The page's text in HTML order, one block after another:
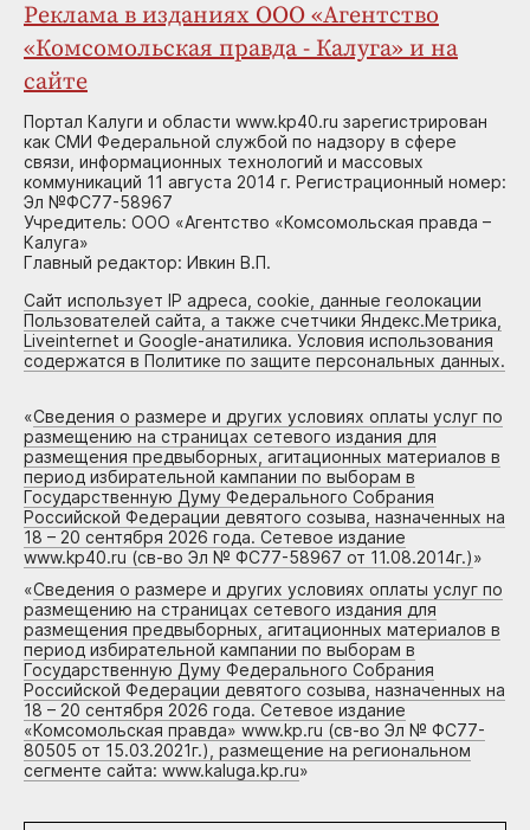
Реклама в изданиях ООО «Агентство
«Комсомольская правда - Калуга» и на
сайте
Портал Калуги и области www.kp40.ru зарегистрирован
как СМИ Федеральной службой по надзору в сфере
связи, информационных технологий и массовых
коммуникаций 11 августа 2014 г. Регистрационный номер:
Эл №ФС77-58967
Учредитель: ООО «Агентство «Комсомольская правда –
Калуга»
Главный редактор: Ивкин В.П.
Сайт использует IP адреса, cookie, данные геолокации
Пользователей сайта, а также счетчики Яндекс.Метрика,
Liveinternet и Google-анатилика. Условия использования
содержатся в Политике по защите персональных данных.
«Сведения о размере и других условиях оплаты услуг по
размещению на страницах сетевого издания для
размещения предвыборных, агитационных материалов в
период избирательной кампании по выборам в
Государственную Думу Федерального Собрания
Российской Федерации девятого созыва, назначенных на
18 – 20 сентября 2026 года. Сетевое издание
www.kp40.ru (св-во Эл № ФС77-58967 от 11.08.2014г.)»
«Сведения о размере и других условиях оплаты услуг по
размещению на страницах сетевого издания для
размещения предвыборных, агитационных материалов в
период избирательной кампании по выборам в
Государственную Думу Федерального Собрания
Российской Федерации девятого созыва, назначенных на
18 – 20 сентября 2026 года. Сетевое издание
«Комсомольская правда» www.kp.ru (св-во Эл № ФС77-
80505 от 15.03.2021г.), размещение на региональном
сегменте сайта: www.kaluga.kp.ru»